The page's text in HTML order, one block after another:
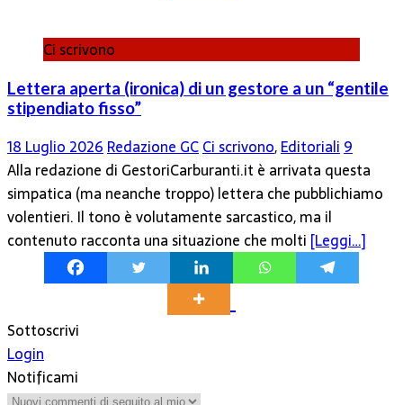
Ci scrivono
Lettera aperta (ironica) di un gestore a un “gentile
stipendiato fisso”
18 Luglio 2026 Redazione GCCi scrivono,Editoriali 9
Alla redazione di GestoriCarburanti.it è arrivata questa
simpatica (ma neanche troppo) lettera che pubblichiamo
volentieri. Il tono è volutamente sarcastico, ma il
contenuto racconta una situazione che molti [Leggi…]
Sottoscrivi
Login
Notificami